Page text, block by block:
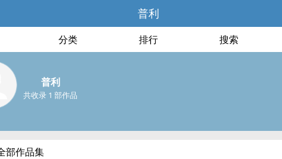
普利
分类 排行 搜索
普利
共收录 1 部作品
部作品集